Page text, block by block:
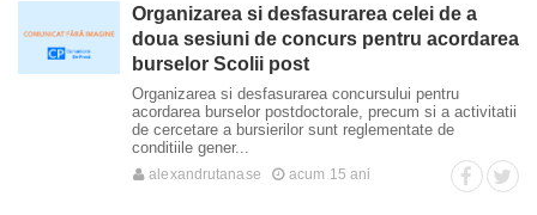
Organizarea si desfasurarea celei de a
doua sesiuni de concurs pentru acordarea
burselor Scolii post
Organizarea si desfasurarea concursului pentru
acordarea burselor postdoctorale, precum si a activitatii
de cercetare a bursierilor sunt reglementate de
conditiile gener...
alexandrutanase acum 15 ani